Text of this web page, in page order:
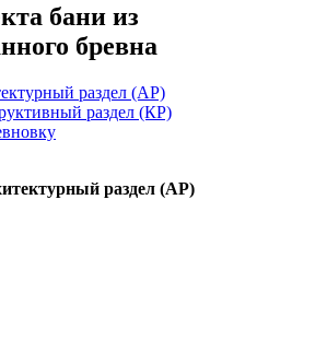
бани из
бревна
раздел (АР)
раздел (КР)
раздел (АР)